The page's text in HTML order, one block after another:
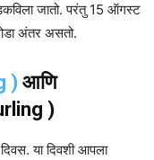
जातो. परंतु 15 ऑगस्ट
अंतर असतो.
) आणि
)
या दिवशी आपला